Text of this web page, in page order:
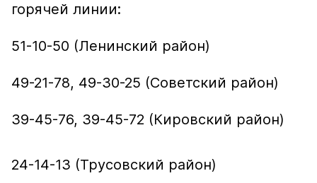
горячей линии:
51-10-50 (Ленинский район)
49-21-78, 49-30-25 (Советский район)
39-45-76, 39-45-72 (Кировский район)
24-14-13 (Трусовский район)